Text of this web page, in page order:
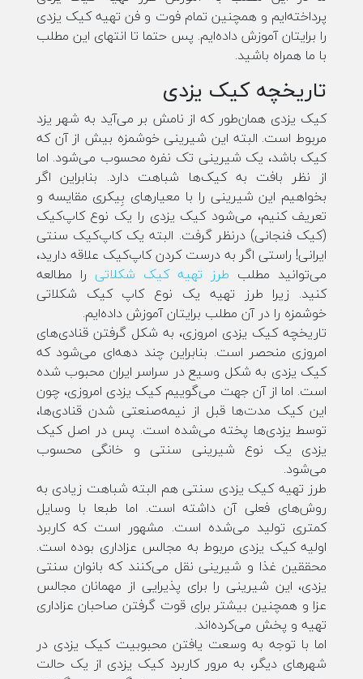
پرداخته‌ایم و همچنین تمام فوت و فن تهیه کیک یزدی
را برایتان آموزش داده‌ایم. پس حتما تا انتهای این مطلب
با ما همراه باشید.
تاریخچه کیک یزدی
کیک یزدی همان‌طور که از نامش بر می‌آید به شهر یزد
مربوط است. البته این شیرینی خوشمزه بیش از آن که
کیک باشد، یک شیرینی تک نفره محسوب می‌شود. اما
از نظر بافت به کیک‌ها شباهت دارد. بنابراین اگر
بخواهیم این شیرینی را با معیارهای بِیکری مقایسه و
تعریف کنیم، می‌شود کیک یزدی را یک نوع کاپ‌کیک
(کیک فنجانی) درنظر گرفت. البته یک کاپ‌کیک سنتی
ایرانی! راستی اگر به درست کردن کاپ‌کیک علاقه دارید،
می‌توانید مطلب طرز تهیه کیک شکلاتی را مطالعه
کنید. زیرا طرز تهیه یک نوع کاپ کیک شکلاتی
خوشمزه را در آن مطلب برایتان آموزش داده‌ایم.
تاریخچه کیک یزدی امروزی، به شکل گرفتن قنادی‌های
امروزی منحصر است. بنابراین چند دهه‌ای می‌شود که
کیک یزدی به شکل وسیع در سراسر ایران محبوب شده
است. اما از آن جهت می‌گوییم کیک یزدی امروزی، چون
این کیک مدت‌ها قبل از نیمه‌صنعتی شدن قنادی‌ها،
توسط یزدی‌ها پخته می‌شده است. پس در اصل کیک
یزدی یک نوع شیرینی سنتی و خانگی محسوب
می‌شود.
طرز تهیه کیک یزدی سنتی هم البته شباهت زیادی به
روش‌های فعلی آن داشته است. اما طبعا با وسایل
کمتری تولید می‌شده است. مشهور است که کاربرد
اولیه کیک یزدی مربوط به مجالس عزاداری بوده است.
محققین غذا و شیرینی نقل می‌کنند که بانوان سنتی
یزدی، این شیرینی را برای پذیرایی از مهمانان مجالس
عزا و همچنین بیشتر برای قوت گرفتن صاحبان عزاداری
تهیه و پخش می‌کرده‌اند.
اما با توجه به وسعت یافتن محبوبیت کیک یزدی در
شهرهای دیگر، به مرور کاربرد کیک یزدی از یک حالت